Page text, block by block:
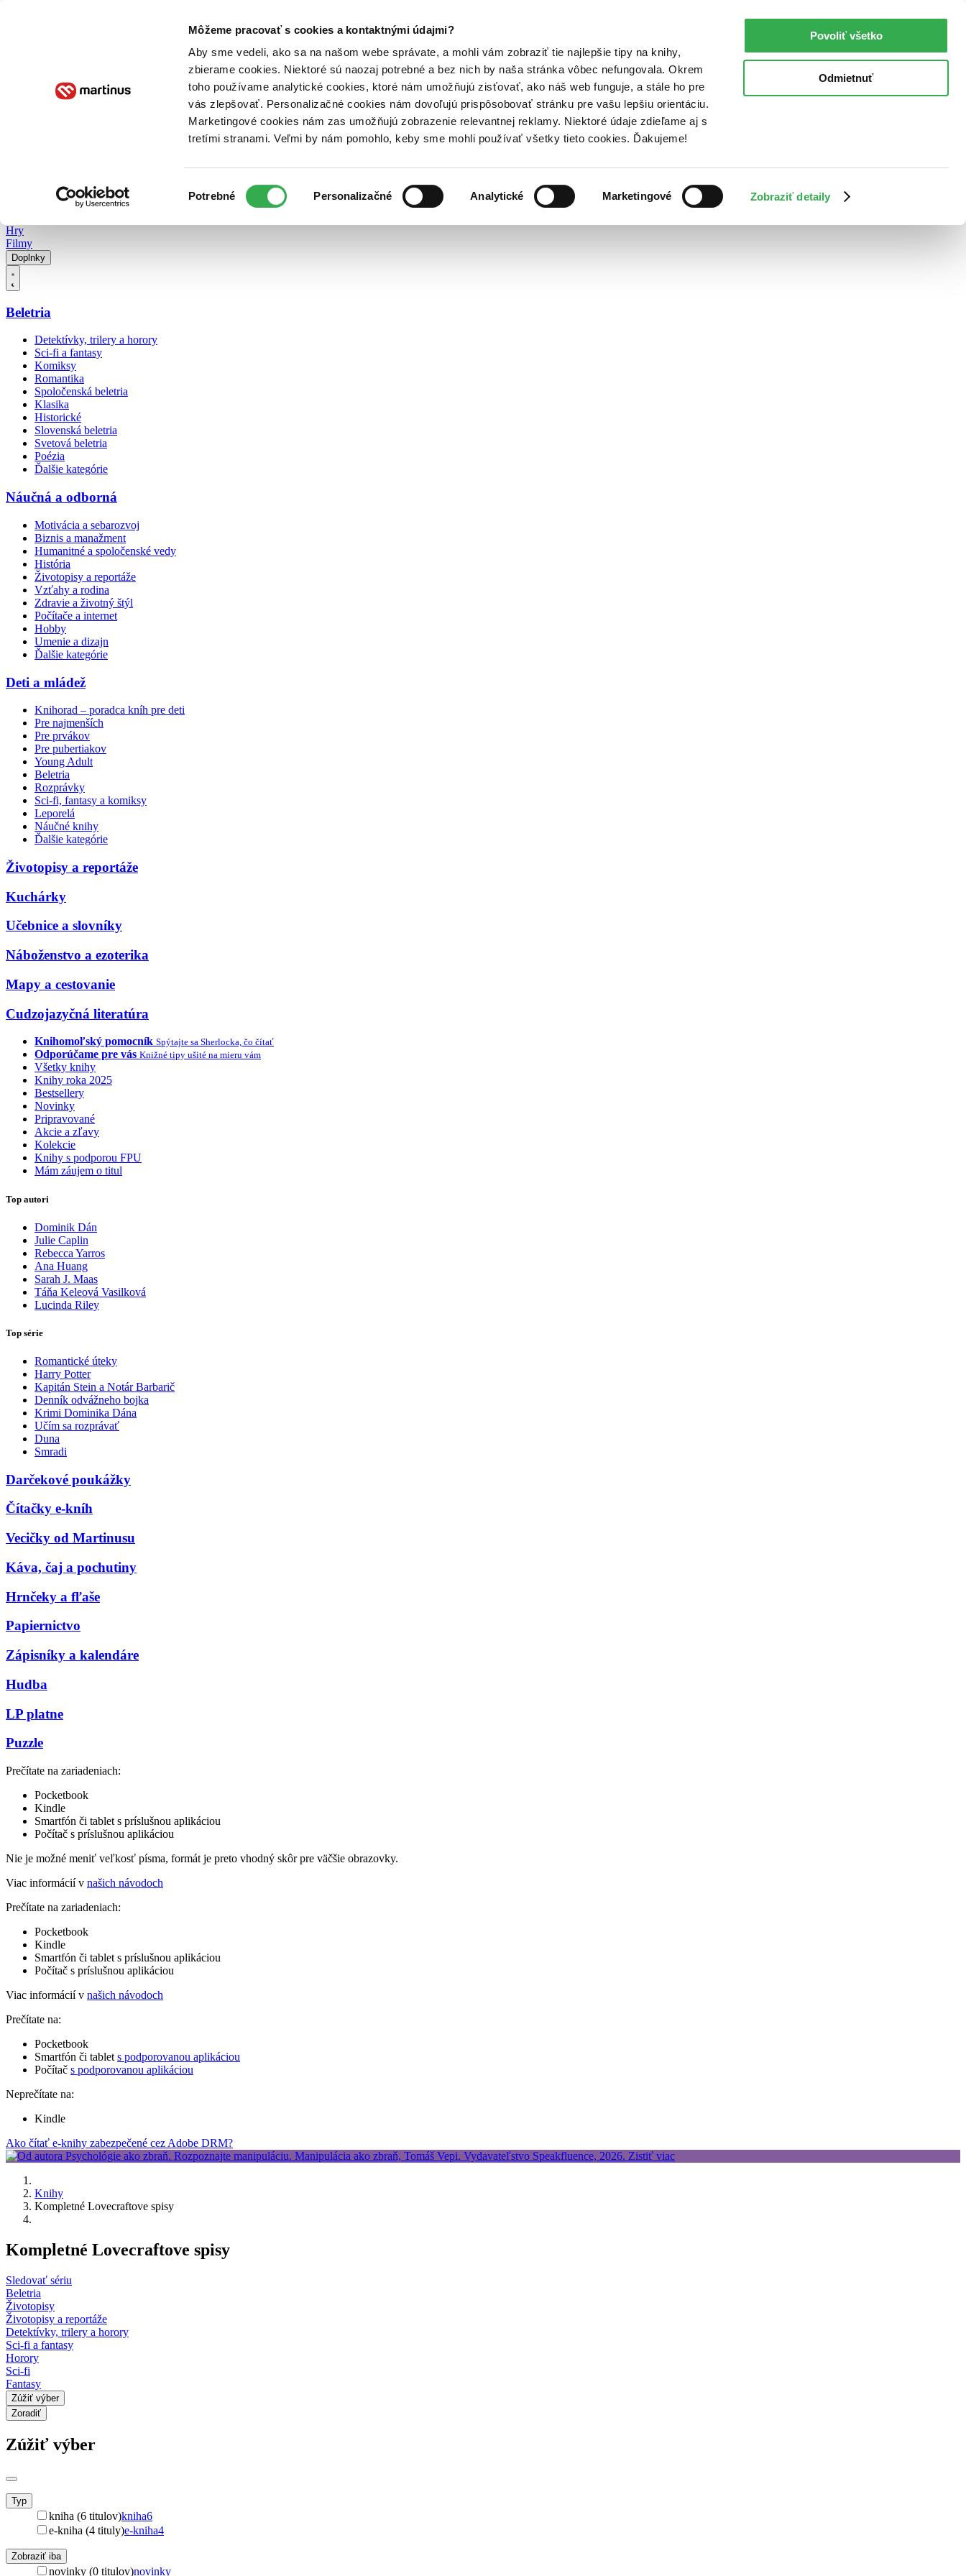
Môžeme pracovať s cookies a kontaktnými údajmi?
Aby sme vedeli, ako sa na našom webe správate, a mohli vám zobraziť tie najlepšie tipy na knihy,
zbierame cookies. Niektoré sú naozaj potrebné a bez nich by naša stránka vôbec nefungovala. Okrem
toho používame analytické cookies, ktoré nám umožňujú zisťovať, ako náš web funguje, a stále ho pre
vás zlepšovať. Personalizačné cookies nám dovoľujú prispôsobovať stránku pre vašu lepšiu orientáciu.
Marketingové cookies nám zas umožňujú zobrazenie relevantnej reklamy. Niektoré údaje zdieľame aj s
tretími stranami. Veľmi by nám pomohlo, keby sme mohli používať všetky tieto cookies. Ďakujeme!
súhlasu
Potrebné Personalizačné Analytické Marketingové Zobraziť detaily
Povoliť všetko
Odmietnuť
Poukážky Kontakt
Hry
Filmy
Doplnky
Beletria
Detektívky, trilery a horory
Sci-fi a fantasy
Komiksy
Romantika
Spoločenská beletria
Klasika
Historické
Slovenská beletria
Svetová beletria
Poézia
Ďalšie kategórie
Náučná a odborná
Motivácia a sebarozvoj
Biznis a manažment
Humanitné a spoločenské vedy
História
Životopisy a reportáže
Vzťahy a rodina
Zdravie a životný štýl
Počítače a internet
Hobby
Umenie a dizajn
Ďalšie kategórie
Deti a mládež
Knihorad – poradca kníh pre deti
Pre najmenších
Pre prvákov
Pre pubertiakov
Young Adult
Beletria
Rozprávky
Sci-fi, fantasy a komiksy
Leporelá
Náučné knihy
Ďalšie kategórie
Životopisy a reportáže
Kuchárky
Učebnice a slovníky
Náboženstvo a ezoterika
Mapy a cestovanie
Cudzojazyčná literatúra
Knihomoľský pomocník Spýtajte sa Sherlocka, čo čítať
Odporúčame pre vás Knižné tipy ušité na mieru vám
Všetky knihy
Knihy roka 2025
Bestsellery
Novinky
Pripravované
Akcie a zľavy
Kolekcie
Knihy s podporou FPU
Mám záujem o titul
Top autori
Dominik Dán
Julie Caplin
Rebecca Yarros
Ana Huang
Sarah J. Maas
Táňa Keleová Vasilková
Lucinda Riley
Top série
Romantické úteky
Harry Potter
Kapitán Stein a Notár Barbarič
Denník odvážneho bojka
Krimi Dominika Dána
Učím sa rozprávať
Duna
Smradi
Darčekové poukážky
Čítačky e-kníh
Vecičky od Martinusu
Káva, čaj a pochutiny
Hrnčeky a fľaše
Papiernictvo
Zápisníky a kalendáre
Hudba
LP platne
Puzzle
Prečítate na zariadeniach:
Pocketbook
Kindle
Smartfón či tablet s príslušnou aplikáciou
Počítač s príslušnou aplikáciou
Nie je možné meniť veľkosť písma, formát je preto vhodný skôr pre väčšie obrazovky.
Viac informácií v našich návodoch
Prečítate na zariadeniach:
Pocketbook
Kindle
Smartfón či tablet s príslušnou aplikáciou
Počítač s príslušnou aplikáciou
Viac informácií v našich návodoch
Prečítate na:
Pocketbook
Smartfón či tablet s podporovanou aplikáciou
Počítač s podporovanou aplikáciou
Neprečítate na:
Kindle
Ako čítať e-knihy zabezpečené cez Adobe DRM?
Knihy
Kompletné Lovecraftove spisy
Kompletné Lovecraftove spisy
Sledovať sériu
Beletria
Životopisy
Životopisy a reportáže
Detektívky, trilery a horory
Sci-fi a fantasy
Horory
Sci-fi
Fantasy
Zúžiť výber
Zoradiť
Zúžiť výber
Typ
kniha (6 titulov)kniha6
e-kniha (4 tituly)e-kniha4
Zobraziť iba
novinky (0 titulov)novinky